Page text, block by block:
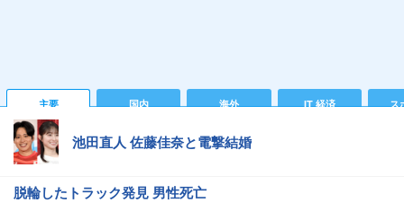
主要 国内 海外 IT 経済 ス
池田直人 佐藤佳奈と電撃結婚
脱輪したトラック発見 男性死亡